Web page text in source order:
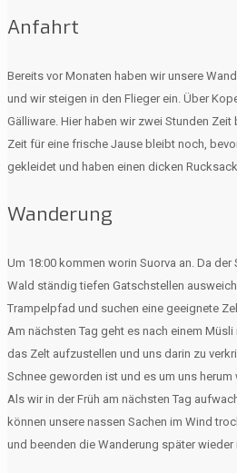
Anfahrt
Bereits vor Monaten haben wir unsere
und wir steigen in den Flieger ein. Über
Gälliware. Hier haben wir zwei Stunden
Zeit für eine frische Jause bleibt noch,
gekleidet und haben einen dicken
Wanderung
Um 18:00 kommen worin Suorva an. Da
Wald ständig tiefen Gatschstellen
Trampelpfad und suchen eine geeignete
Am nächsten Tag geht es nach einem
das Zelt aufzustellen und uns darin zu
Schnee geworden ist und es um uns herum
Als wir in der Früh am nächsten Tag
können unsere nassen Sachen im Wind
und beenden die Wanderung später